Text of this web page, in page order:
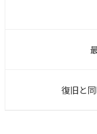
復旧と